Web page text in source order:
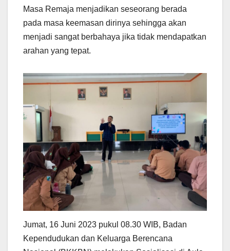
Masa Remaja menjadikan seseorang berada
pada masa keemasan dirinya sehingga akan
menjadi sangat berbahaya jika tidak mendapatkan
arahan yang tepat.
Jumat, 16 Juni 2023 pukul 08.30 WIB, Badan
Kependudukan dan Keluarga Berencana